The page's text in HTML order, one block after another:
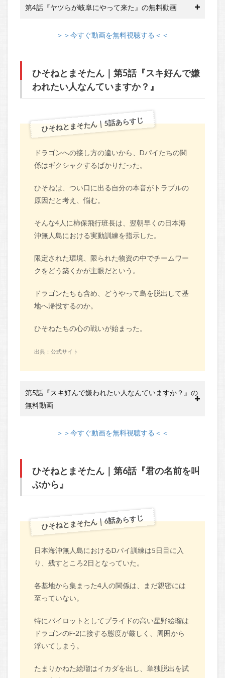
第4話『ヤツらが岐阜にやって来た』の無料動画
＞＞今すぐ動画を無料視聴する＜＜
ひそねとまそたん｜第5話『スキ好んで嫌
われたい人なんていますか？』
ひそねとまそたん｜5話あらすじ
ドラゴンへの接し方の違いから、Dパイたちの関
係はギクシャクするばかりだった。
ひそねは、つい口に出る自分の本音がトラブルの
原因だと考え、悩む。
そんな4人に柿保飛行班長は、翌朝早くの日本海
沖無人島における実動訓練を指示した。
限定された環境、限られた物資の中でチームワー
クをどう築くかが主眼だという。
ドラゴンたちも含め、どうやって島を脱出して基
地へ帰投するのか。
ひそねたちの心の戦いが始まった。
出典：公式サイト
第5話『スキ好んで嫌われたい人なんていますか？』の
無料動画
＞＞今すぐ動画を無料視聴する＜＜
ひそねとまそたん｜第6話『君の名前を叫
ぶから』
ひそねとまそたん｜6話あらすじ
日本海沖無人島におけるDパイ訓練は5日目に入
り、残すところ2日となっていた。
各基地から集まった4人の関係は、まだ親密には
至っていない。
特にパイロットとしてプライドの高い星野絵瑠は
ドラゴンのF-2に接する態度が厳しく、周囲から
浮いてしまう。
たまりかねた絵瑠はイカダを出し、単独脱出を試